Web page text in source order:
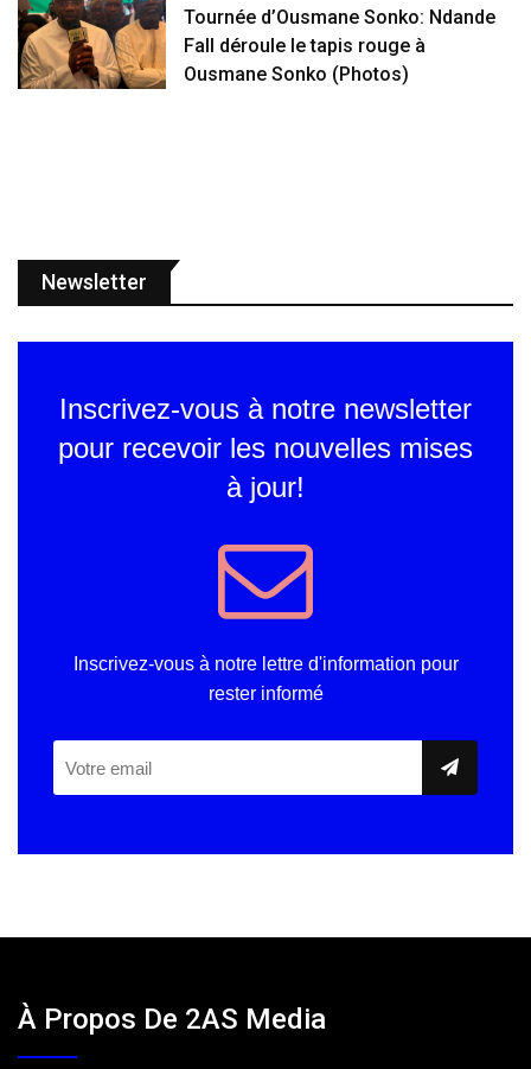
Tournée d’Ousmane Sonko: Ndande
Fall déroule le tapis rouge à
Ousmane Sonko (Photos)
Newsletter
Inscrivez-vous à notre newsletter
pour recevoir les nouvelles mises
à jour!
Inscrivez-vous à notre lettre d'information pour
rester informé
À Propos De 2AS Media